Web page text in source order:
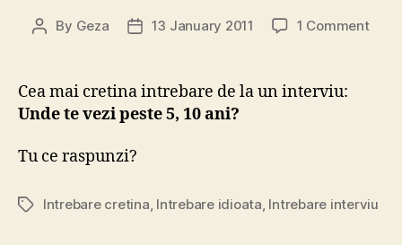
Post
By Geza
Post13 January 2011 1 Commenton
Cea mai cretina intrebare de la un interviu:
Unde te vezi peste 5, 10 ani?
Tu ce raspunzi?
TagsIntrebare cretina, Intrebare idioata, Intrebare interviu